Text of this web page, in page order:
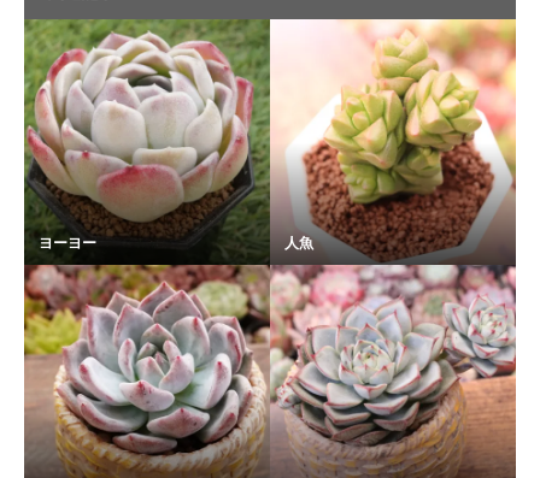
ヨーヨー 人魚